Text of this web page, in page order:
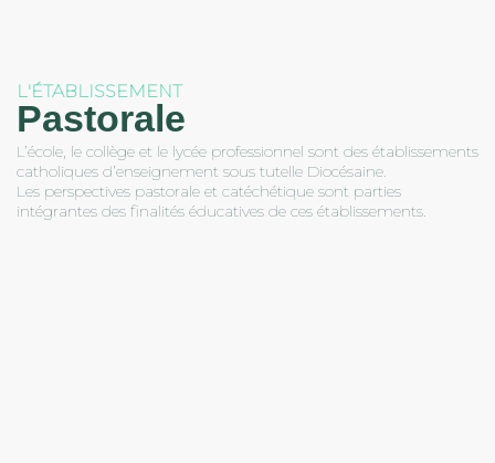
L'ÉTABLISSEMENT
Pastorale
L’école, le collège et le lycée professionnel sont des établissements
catholiques d’enseignement sous tutelle Diocésaine.
Les perspectives pastorale et catéchétique sont parties
intégrantes des finalités éducatives de ces établissements.